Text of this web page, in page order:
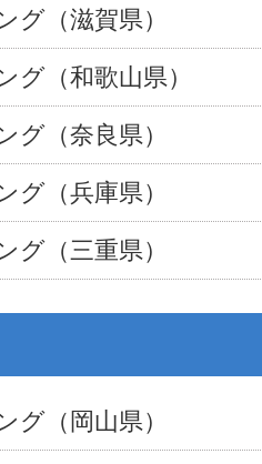
グ（滋賀県）
グ（和歌山県）
グ（奈良県）
グ（兵庫県）
グ（三重県）
グ（岡山県）